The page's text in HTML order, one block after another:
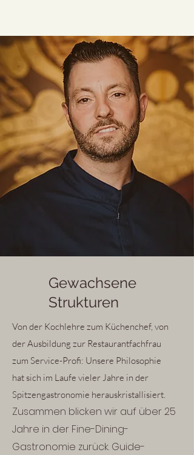
Gewachsene
Strukturen
Von der Kochlehre zum Küchenchef, von
der Ausbildung zur Restaurantfachfrau
zum Service-Profi: Unsere Philosophie
hat sich im Laufe vieler Jahre in der
Spitzengastronomie herauskristallisiert.
Zusammen blicken wir auf über 25
Jahre in der Fine-Dining-
Gastronomie zurück. Guide-